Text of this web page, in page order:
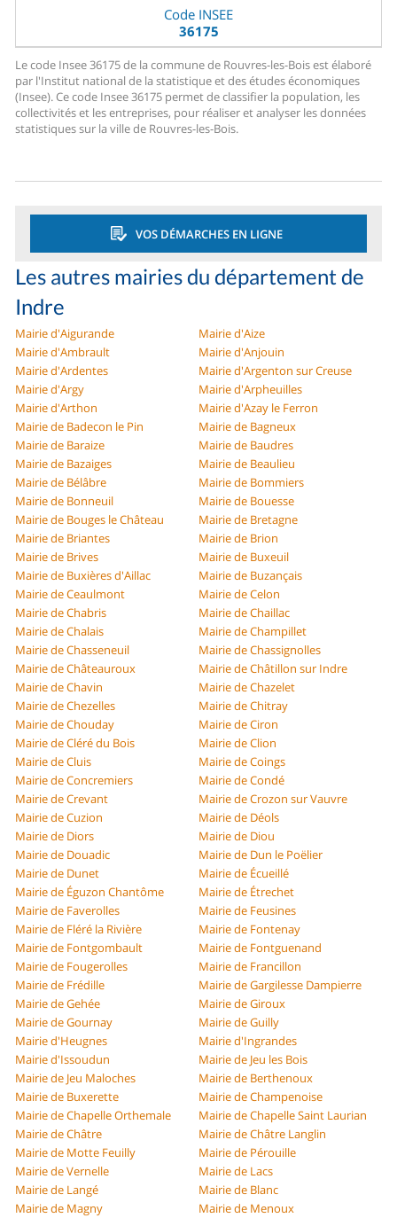
Code INSEE
36175
Le code Insee 36175 de la commune de Rouvres-les-Bois est élaboré
par l'Institut national de la statistique et des études économiques
(Insee). Ce code Insee 36175 permet de classifier la population, les
collectivités et les entreprises, pour réaliser et analyser les données
statistiques sur la ville de Rouvres-les-Bois.
VOS DÉMARCHES EN LIGNE
Les autres mairies du département de
Indre
Mairie d'Aigurande
Mairie d'Aize
Mairie d'Ambrault
Mairie d'Anjouin
Mairie d'Ardentes
Mairie d'Argenton sur Creuse
Mairie d'Argy
Mairie d'Arpheuilles
Mairie d'Arthon
Mairie d'Azay le Ferron
Mairie de Badecon le Pin
Mairie de Bagneux
Mairie de Baraize
Mairie de Baudres
Mairie de Bazaiges
Mairie de Beaulieu
Mairie de Bélâbre
Mairie de Bommiers
Mairie de Bonneuil
Mairie de Bouesse
Mairie de Bouges le Château
Mairie de Bretagne
Mairie de Briantes
Mairie de Brion
Mairie de Brives
Mairie de Buxeuil
Mairie de Buxières d'Aillac
Mairie de Buzançais
Mairie de Ceaulmont
Mairie de Celon
Mairie de Chabris
Mairie de Chaillac
Mairie de Chalais
Mairie de Champillet
Mairie de Chasseneuil
Mairie de Chassignolles
Mairie de Châteauroux
Mairie de Châtillon sur Indre
Mairie de Chavin
Mairie de Chazelet
Mairie de Chezelles
Mairie de Chitray
Mairie de Chouday
Mairie de Ciron
Mairie de Cléré du Bois
Mairie de Clion
Mairie de Cluis
Mairie de Coings
Mairie de Concremiers
Mairie de Condé
Mairie de Crevant
Mairie de Crozon sur Vauvre
Mairie de Cuzion
Mairie de Déols
Mairie de Diors
Mairie de Diou
Mairie de Douadic
Mairie de Dun le Poëlier
Mairie de Dunet
Mairie de Écueillé
Mairie de Éguzon Chantôme
Mairie de Étrechet
Mairie de Faverolles
Mairie de Feusines
Mairie de Fléré la Rivière
Mairie de Fontenay
Mairie de Fontgombault
Mairie de Fontguenand
Mairie de Fougerolles
Mairie de Francillon
Mairie de Frédille
Mairie de Gargilesse Dampierre
Mairie de Gehée
Mairie de Giroux
Mairie de Gournay
Mairie de Guilly
Mairie d'Heugnes
Mairie d'Ingrandes
Mairie d'Issoudun
Mairie de Jeu les Bois
Mairie de Jeu Maloches
Mairie de Berthenoux
Mairie de Buxerette
Mairie de Champenoise
Mairie de Chapelle Orthemale
Mairie de Chapelle Saint Laurian
Mairie de Châtre
Mairie de Châtre Langlin
Mairie de Motte Feuilly
Mairie de Pérouille
Mairie de Vernelle
Mairie de Lacs
Mairie de Langé
Mairie de Blanc
Mairie de Magny
Mairie de Menoux